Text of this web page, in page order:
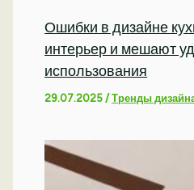
Ошибки в дизайне
интерьер и мешают
использования
29.07.2025/Тренды